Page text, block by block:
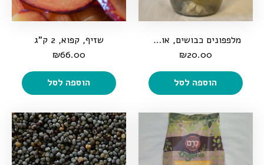
מלפפונים כבושים, אורגניים, במלח, 370 גרם
₪20.00
הוספה לסל
שזיף, קפוא, 2 ק"ג
₪66.00
הוספה לסל